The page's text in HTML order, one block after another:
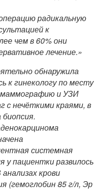
радикальную
к
чем в 60% они
лечение.»
обнаружила
к гинекологу по месту
маммографию и УЗИ
с нечёткими краями, в
системная
у пациентки развилось
крови
(гемоглобин 85 г/л, Эр